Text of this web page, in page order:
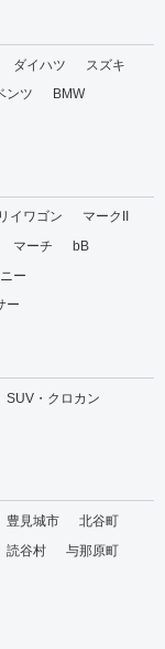
ダイハツ
スズキ
ンツ
BMW
イワゴン
マークII
マーチ
bB
ー
ー
SUV・クロカン
豊見城市
北谷町
読谷村
与那原町